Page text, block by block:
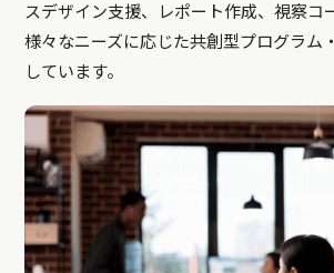
スデザイン支援、レポート作成、視察コ
様々なニーズに応じた共創型プログラム
しています。